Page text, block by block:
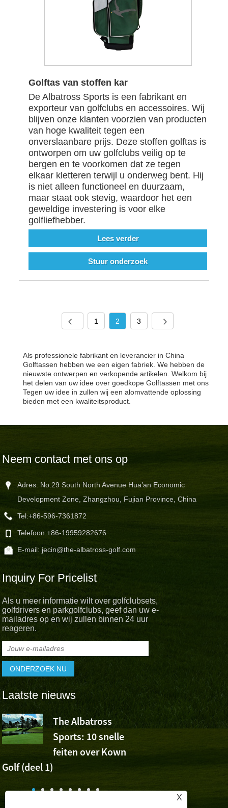
Golftas van stoffen kar
De Albatross Sports is een fabrikant en
exporteur van golfclubs en accessoires. Wij
blijven onze klanten voorzien van producten
van hoge kwaliteit tegen een
onverslaanbare prijs. Deze stoffen golftas is
ontworpen om uw golfclubs veilig op te
bergen en te voorkomen dat ze tegen
elkaar kletteren terwijl u onderweg bent. Hij
is niet alleen functioneel en duurzaam,
maar staat ook stevig, waardoor het een
geweldige investering is voor elke
golfliefhebber.
Lees verder
Stuur onderzoek
1 2 3
Als professionele fabrikant en leverancier in China
Golftassen hebben we een eigen fabriek. We hebben de
nieuwste ontwerpen en verkopende artikelen. Welkom bij
het delen van uw idee over goedkope Golftassen met ons!
Tegen uw idee in zullen wij een alomvattende oplossing
bieden met een kwaliteitsproduct.
Neem contact met ons op
Adres: No.29 South North Avenue Hua’an Economic
Development Zone, Zhangzhou, Fujian Province, China
Tel:+86-596-7361872
Telefoon:+86-19959282676
E-mail: jecin@the-albatross-golf.com
Inquiry For Pricelist
Als u meer informatie wilt over golfclubsets,
golfdrivers en parkgolfclubs, geef dan uw e-
mailadres op en wij zullen binnen 24 uur
reageren.
Laatste nieuws
The Albatross
Sports: 10 snelle
feiten over Kown
Golf (deel 1)
De
X